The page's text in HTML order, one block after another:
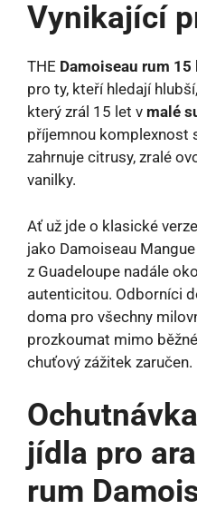
Vynikající
THE Damoiseau rum 15
pro ty, kteří hledají
který zrál 15 let v malé
příjemnou komplexnost
zahrnuje citrusy, zralé
vanilky.
Ať už jde o klasické
jako Damoiseau
z Guadeloupe nadále
autenticitou. Odborníci
doma pro všechny
prozkoumat mimo
chuťový zážitek zaručen.
jídla pro
rum